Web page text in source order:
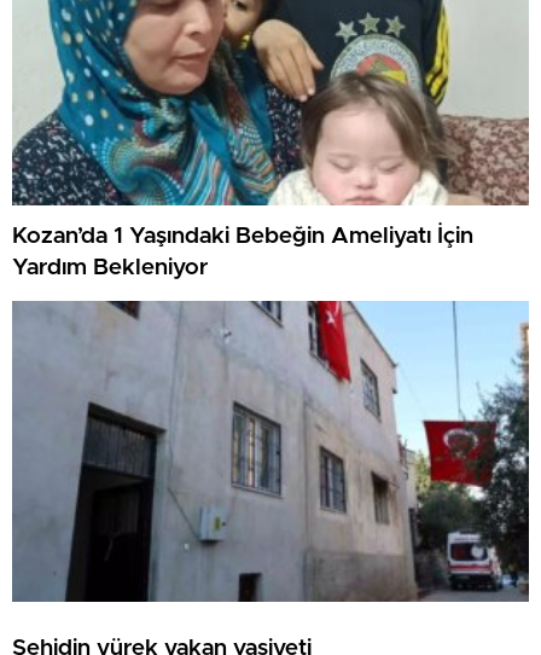
Kozan’da 1 Yaşındaki Bebeğin Ameliyatı İçin
Yardım Bekleniyor
Şehidin yürek yakan vasiyeti